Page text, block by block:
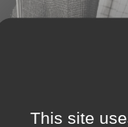
This site